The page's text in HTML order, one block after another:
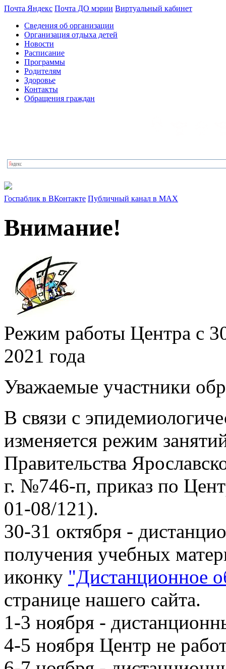
Почта Яндекс Почта ДО мэрии Виртуальный кабинет
Сведения об организации
Организация отдыха детей
Новости
Расписание
Программы
Родителям
Здоровье
Контакты
Обращения граждан
Госпаблик в ВКонтакте Публичный канал в MAX
Внимание!
Режим работы Центра с
2021 года
Уважаемые участники
В связи с
изменяется режим
Правительства
г. №746-п, приказ по
01-08/121).
30-31 октября -
получения учебных
иконку "Дистанционное
странице нашего сайта.
1-3 ноября -
4-5 ноября Центр не